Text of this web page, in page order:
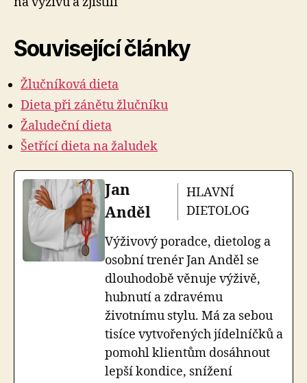
Související články
Žlučníková dieta
Dieta při zánětu žlučníku
Žaludeční dieta
Šetřící dieta na žaludek
Jan
Anděl
HLAVNÍ
DIETOLOG
Výživový poradce, dietolog a
osobní trenér Jan Anděl se
dlouhodobě věnuje výživě,
hubnutí a zdravému
životnímu stylu. Má za sebou
tisíce vytvořených jídelníčků a
pomohl klientům dosáhnout
lepší kondice, snížení